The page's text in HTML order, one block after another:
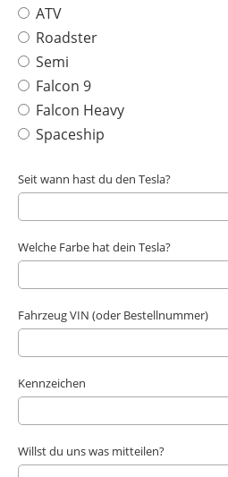
ATV
Roadster
Semi
Falcon 9
Falcon Heavy
Spaceship
Seit wann hast du den Tesla?
Welche Farbe hat dein Tesla?
Fahrzeug VIN (oder Bestellnummer)
Kennzeichen
Willst du uns was mitteilen?